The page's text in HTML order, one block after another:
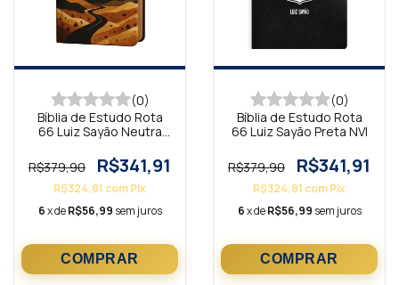
(0)
Bíblia de Estudo Rota
66 Luiz Sayão Neutra
R$379,90
R$341,91
R$324,81 comPix
6x deR$56,99 sem juros
(0)
Bíblia de Estudo Rota
66 Luiz Sayão Preta NVI
R$379,90 R$341,91
R$324,81 comPix
6x deR$56,99 sem juros